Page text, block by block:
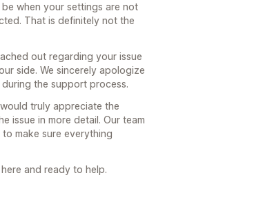
Acionadores e regras
Lista de captura de e-mails
de dados
Testes A/B
otimização
when your settings are not
That is definitely not the
out regarding your issue
side. We sincerely apologize
the support process.
truly appreciate the
issue in more detail. Our team
make sure everything
and ready to help.